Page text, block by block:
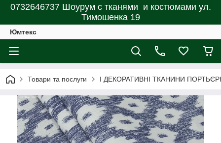
0732646737 Шоурум с тканями и костюмами ул.
Тимошенка 19
Юмтекс
Товари та послуги І ДЕКОРАТИВНІ ТКАНИНИ